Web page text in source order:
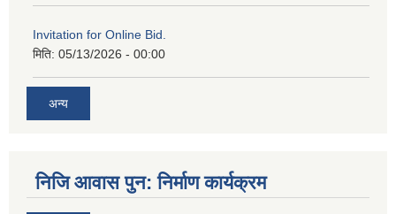
Invitation for Online Bid.
मिति: 05/13/2026 - 00:00
अन्य
निजि आवास पुन: निर्माण कार्यक्रम